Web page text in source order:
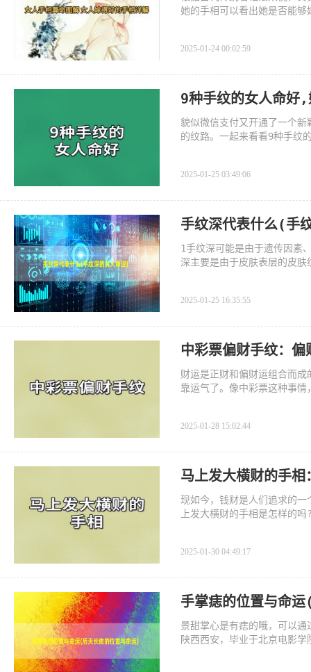
她的手相可以看出她是否能
2025-01-24 00:02:59
9种手纹的女人命好
貌似微信支付又开通了一个
的纹路。一起来看看9种手纹
2025-01-25 03:49:06
手纹深代表什么(手
1手纹深可能是由于遗传因素
深主要是由于皮肤表层的皮
2025-01-25 16:35:55
中彩票偏财手纹：
财运是正财和偏财运组合而
靠运气了。像中彩票这种事
2025-01-28 15:02:44
马上发大横财的手
现如今，钱财是人们追求的
上发大横财的手相是怎样的
2025-01-30 04:49:17
手掌痣的位置与命
景甜掌心是有痣的哦，可以
陕西西安，毕业于北京电影